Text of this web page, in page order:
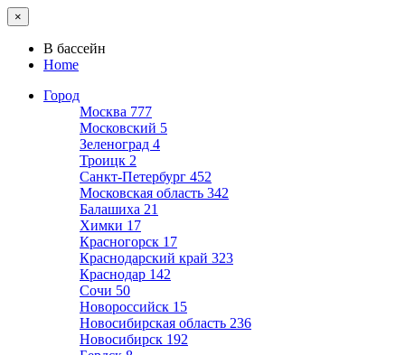
×
В бассейн
Home
Город
Москва 777
Московский 5
Зеленоград 4
Троицк 2
Санкт-Петербург 452
Московская область 342
Балашиха 21
Химки 17
Красногорск 17
Краснодарский край 323
Краснодар 142
Сочи 50
Новороссийск 15
Новосибирская область 236
Новосибирск 192